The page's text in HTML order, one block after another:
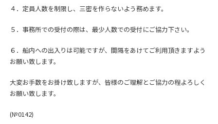
４．定員人数を制限し、三密を作らないよう務めます。
５．事務所での受付の際は、最少人数での受付にご協力下さい。
６．船内への出入りは可能ですが、間隔をあけてご利用頂きますよう
お願い致します。
大変お手数をお掛け致しますが、皆様のご理解とご協力の程よろしく
お願い致します。
(№0142)